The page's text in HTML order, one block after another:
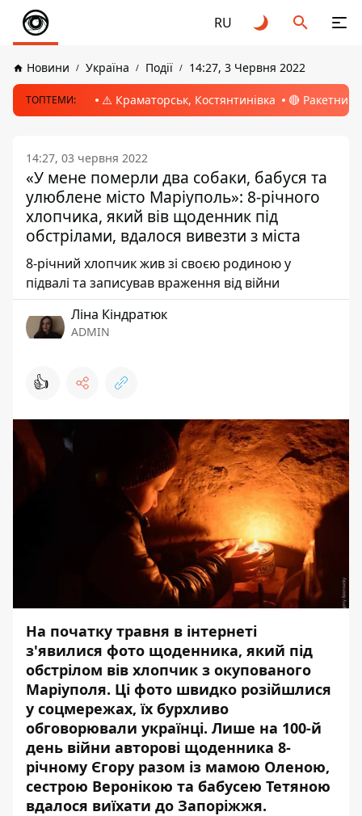
RU
Новини Україна Події 14:27, 3 Червня 2022
ТОПТЕМИ: ⚠️ Краматорськ, Костянтинівка 🔴 Ракетний
14:27, 03 червня 2022
«У мене померли два собаки, бабуся та
улюблене місто Маріуполь»: 8-річного
хлопчика, який вів щоденник під
обстрілами, вдалося вивезти з міста
8-річний хлопчик жив зі своєю родиною у
підвалі та записував враження від війни
Ліна Кіндратюк
ADMIN
👍
На початку травня в інтернеті
з'явилися фото щоденника, який під
обстрілом вів хлопчик з окупованого
Маріуполя. Ці фото швидко розійшлися
у соцмережах, їх бурхливо
обговорювали українці. Лише на 100-й
день війни авторові щоденника 8-
річному Єгору разом із мамою Оленою,
сестрою Веронікою та бабусею Тетяною
вдалося виїхати до Запоріжжя.